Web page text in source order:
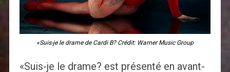
«Suis-je le drame de Cardi B? Crédit: Warner Music Group
«Suis-je le drame? est présenté en avant-